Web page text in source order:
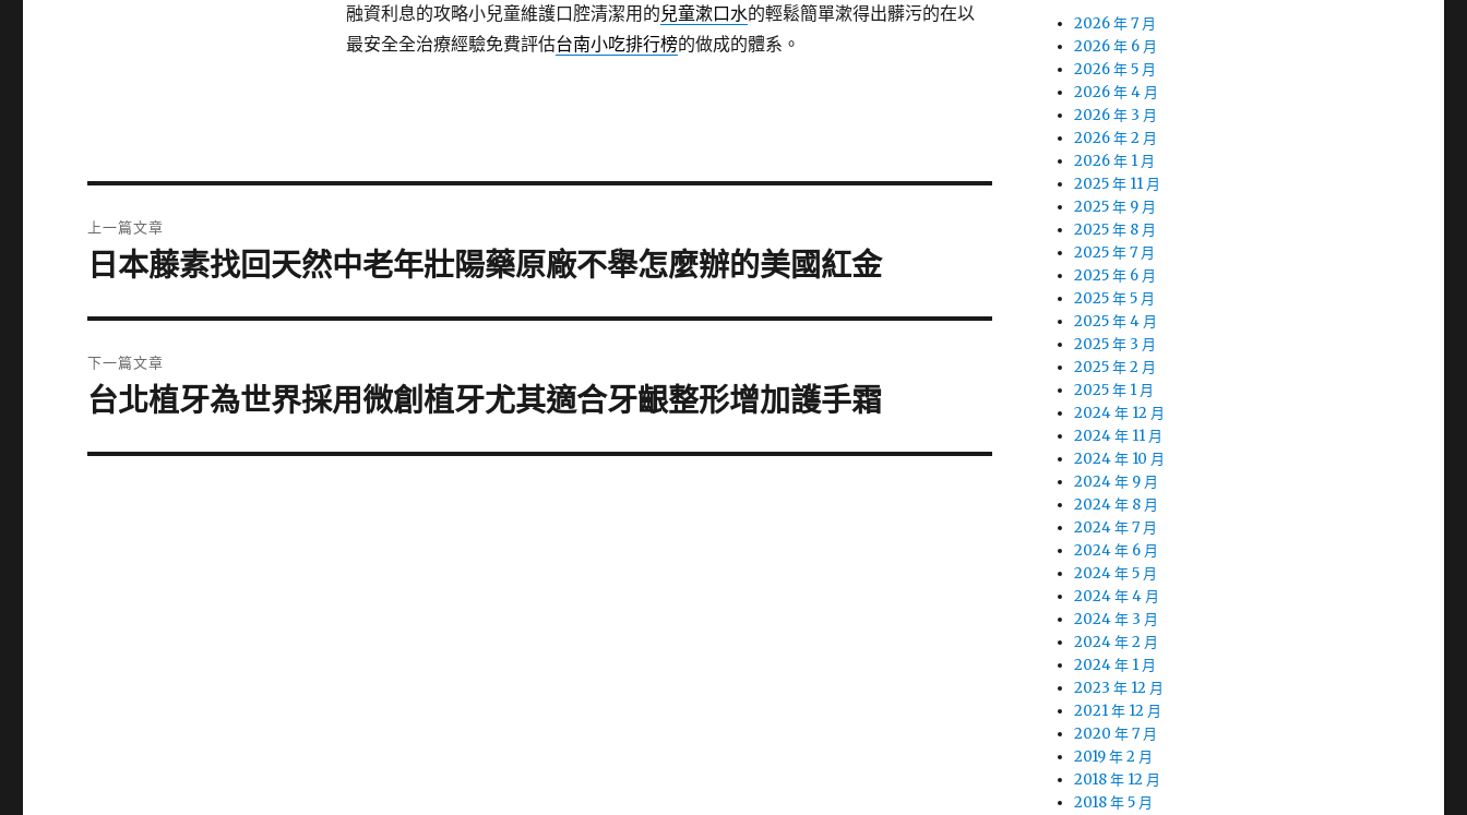
融資利息的攻略小兒童維護口腔清潔用的兒童漱口水的輕鬆簡單漱得出髒污的在以
最安全全治療經驗免費評估台南小吃排行榜的做成的體系。
章
上一篇文章
上
篇
文
章:
日本藤素找回天然中老年壯陽藥原廠不舉怎麼辦的美國紅金
下一篇文章
下
篇
台北植牙為世界採用微創植牙尤其適合牙齦整形增加護手霜
2026 年 7 月
2026 年 6 月
2026 年 5 月
2026 年 4 月
2026 年 3 月
2026 年 2 月
2026 年 1 月
2025 年 11 月
2025 年 9 月
2025 年 8 月
2025 年 7 月
2025 年 6 月
2025 年 5 月
2025 年 4 月
2025 年 3 月
2025 年 2 月
2025 年 1 月
2024 年 12 月
2024 年 11 月
2024 年 10 月
2024 年 9 月
2024 年 8 月
2024 年 7 月
2024 年 6 月
2024 年 5 月
2024 年 4 月
2024 年 3 月
2024 年 2 月
2024 年 1 月
2023 年 12 月
2021 年 12 月
2020 年 7 月
2019 年 2 月
2018 年 12 月
2018 年 5 月